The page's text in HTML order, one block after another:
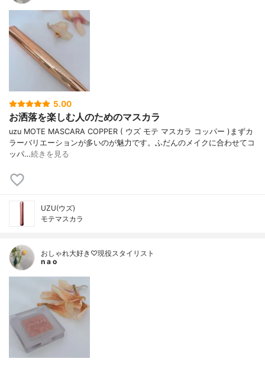
5.00
お洒落を楽しむ人のためのマスカラ
uzu MOTE MASCARA COPPER ( ウズ モテ マスカラ コッパー )まずカ
ラーバリエーションが多いのが魅力です。ふだんのメイクに合わせてコ
ッパ…続きを見る
UZU(ウズ)
モテマスカラ
おしゃれ大好き♡現役スタイリスト
n a o